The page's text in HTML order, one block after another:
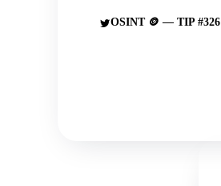
OSINT 🪙 — TIP #326